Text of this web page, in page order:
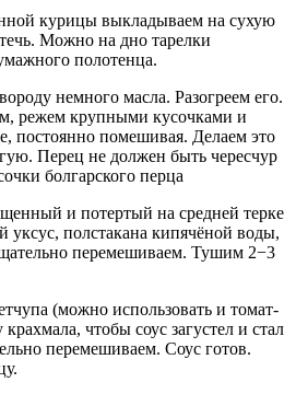
курицы выкладываем на сухую
Можно на дно тарелки
полотенца.
немного масла. Разогреем его.
режем крупными кусочками и
постоянно помешивая. Делаем это
Перец не должен быть чересчур
болгарского перца
и потертый на средней терке
уксус, полстакана кипячёной воды,
перемешиваем. Тушим 2−3
(можно использовать и томат-
чтобы соус загустел и стал
перемешиваем. Соус готов.